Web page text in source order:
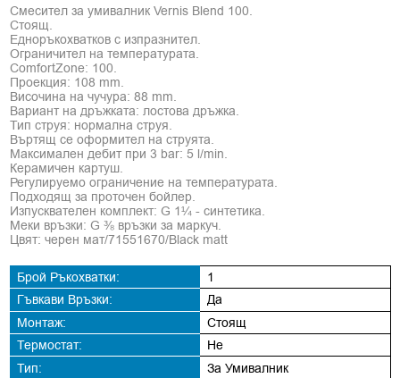
Смесител за умивалник Vernis Blend 100.
Стоящ.
Едноръкохватков с изпразнител.
Ограничител на температурата.
ComfortZone: 100.
Проекция: 108 mm.
Височина на чучура: 88 mm.
Вариант на дръжката: лостова дръжка.
Тип струя: нормална струя.
Въртящ се оформител на струята.
Максимален дебит при 3 bar: 5 l/min.
Керамичен картуш.
Регулируемо ограничение на температурата.
Подходящ за проточен бойлер.
Изпусквателен комплект: G 1¼ - синтетика.
Меки връзки: G ⅜ връзки за маркуч.
Цвят: черен мат/71551670/Black matt
Брой Ръкохватки:
1
Гъвкави Връзки:
Да
Монтаж:
Стоящ
Термостат:
Не
Тип:
За Умивалник